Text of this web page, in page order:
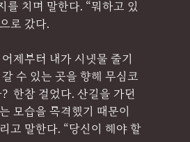
를 치며 말한다. “뭐하고 있
로 갔다.
제부터 내가 시냇물 줄기
수 있는 곳을 향해 무심코
한참 걸었다. 산길을 가던
모습을 목격했기 때문이
고 말한다. “당신이 해야 할